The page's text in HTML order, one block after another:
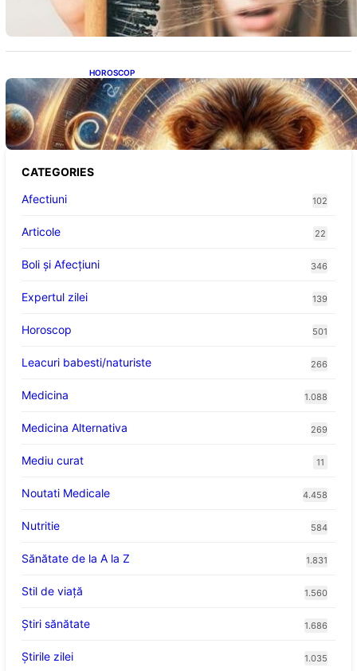
HOROSCOP
Portalul Leului 8/8: Oportunități de
Abundență pentru Cinci Zodii în 2026
CATEGORIES
Afectiuni
102
Articole 22
Boli și Afecțiuni 346
Expertul zilei 139
Horoscop 501
Leacuri babesti/naturiste 266
Medicina 1.088
Medicina Alternativa 269
Mediu curat 11
Noutati Medicale 4.458
Nutritie 584
Sănătate de la A la Z 1.831
Stil de viaţă 1.560
Ştiri sănătate 1.686
Știrile zilei 1.035